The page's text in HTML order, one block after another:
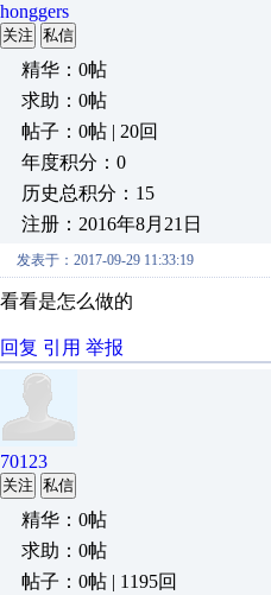
honggers
关注 私信
精华：0帖
求助：0帖
帖子：0帖 | 20回
年度积分：0
历史总积分：15
注册：2016年8月21日
发表于：2017-09-29 11:33:19
看看是怎么做的
回复 引用 举报
70123
关注 私信
精华：0帖
求助：0帖
帖子：0帖 | 1195回